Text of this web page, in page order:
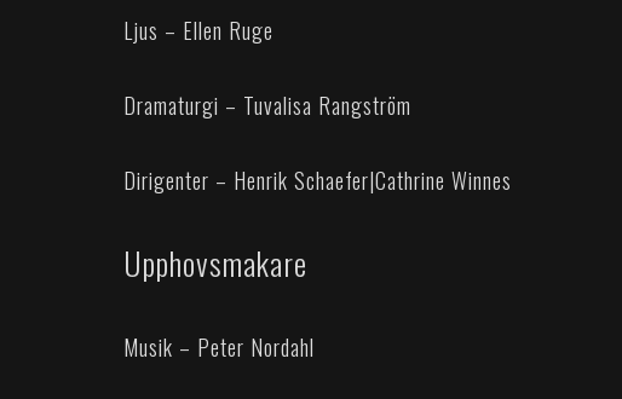
Ljus – Ellen Ruge
Dramaturgi – Tuvalisa Rangström
Dirigenter – Henrik Schaefer|Cathrine Winnes
Upphovsmakare
Musik – Peter Nordahl